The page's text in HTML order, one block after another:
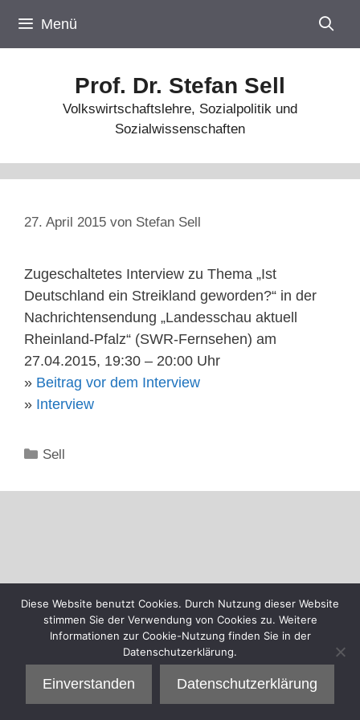
Inhalt
springen
Menü
Prof. Dr. Stefan Sell
Volkswirtschaftslehre, Sozialpolitik und
Sozialwissenschaften
27. April 2015 von Stefan Sell
Zugeschaltetes Interview zu Thema „Ist
Deutschland ein Streikland geworden?“ in der
Nachrichtensendung „Landesschau aktuell
Rheinland-Pfalz“ (SWR-Fernsehen) am
27.04.2015, 19:30 – 20:00 Uhr
» Beitrag vor dem Interview
» Interview
Kategorien
Sell
Diese Website benutzt Cookies. Durch Nutzung dieser Website
stimmen Sie der Verwendung von Cookies zu. Weitere
Informationen zur Cookie-Nutzung finden Sie in der
Datenschutzerklärung.
Einverstanden Datenschutzerklärung